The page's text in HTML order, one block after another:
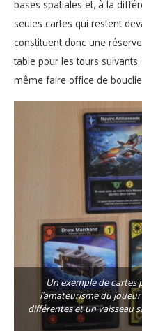
bases spatiales et, à la
seules cartes qui restent
constituent donc une
table pour les tours
même faire office de
Un exemple de cartes
l’amateurisme du
différentes et un vaisseau